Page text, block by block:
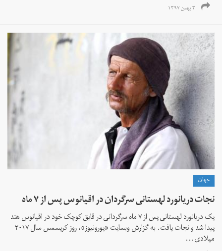
۳ بهمن ۱۳۹۷
جهان
نجات دریانورد لهستانی سرگردان در اقیانوس پس از ۷ ماه
یک دریانورد لهستانی پس از ۷ ماه سرگردانی در قایق کوچک خود در اقیانوس هند
پیدا شد و نجات یافت. به گزارش وبسایت «یورونیوز»، روز کریسمس سال ۲۰۱۷
میلادی...